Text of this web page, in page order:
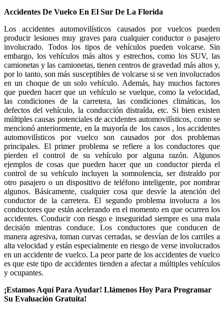
Accidentes De Vuelco En El Sur De La Florida
Los accidentes automovilísticos causados por vuelcos pueden
producir lesiones muy graves para cualquier conductor o pasajero
involucrado. Todos los tipos de vehículos pueden volcarse. Sin
embargo, los vehículos más altos y estrechos, como los SUV, las
camionetas y las camionetas, tienen centros de gravedad más altos y,
por lo tanto, son más susceptibles de volcarse si se ven involucrados
en un choque de un solo vehículo. Además, hay muchos factores
que pueden hacer que un vehículo se vuelque, como la velocidad,
las condiciones de la carretera, las condiciones climáticas, los
defectos del vehículo, la conducción distraída, etc. Si bien existen
múltiples causas potenciales de accidentes automovilísticos, como se
mencionó anteriormente, en la mayoría de los casos , los accidentes
automovilísticos por vuelco son causados por dos problemas
principales. El primer problema se refiere a los conductores que
pierden el control de su vehículo por alguna razón. Algunos
ejemplos de cosas que pueden hacer que un conductor pierda el
control de su vehículo incluyen la somnolencia, ser distraído por
otro pasajero o un dispositivo de teléfono inteligente, por nombrar
algunos. Básicamente, cualquier cosa que desvíe la atención del
conductor de la carretera. El segundo problema involucra a los
conductores que están acelerando en el momento en que ocurren los
accidentes. Conducir con riesgo e inseguridad siempre es una mala
decisión mientras conduce. Los conductores que conducen de
manera agresiva, toman curvas cerradas, se desvían de los carriles a
alta velocidad y están especialmente en riesgo de verse involucrados
en un accidente de vuelco. La peor parte de los accidentes de vuelco
es que este tipo de accidentes tienden a afectar a múltiples vehículos
y ocupantes.
¡Estamos Aquí Para Ayudar! Llámenos Hoy Para Programar
Su Evaluación Gratuita!